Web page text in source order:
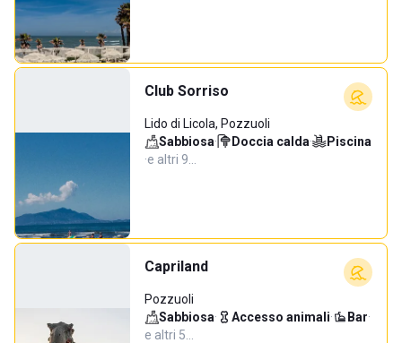
Club Sorriso
Lido di Licola, Pozzuoli
Sabbiosa· Doccia calda·
Piscina
·e altri 9…
Capriland
Pozzuoli
Sabbiosa· Accesso animali· Bar·
e altri 5…